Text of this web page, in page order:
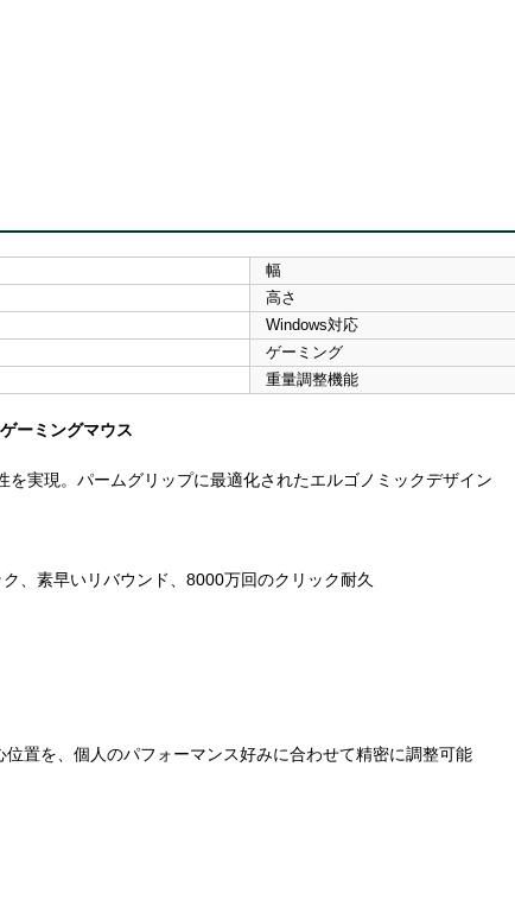
幅
高さ
Windows対応
ゲーミング
重量調整機能
ーミングマウス
実現。パームグリップに最適化されたエルゴノミックデザイン
、素早いリバウンド、8000万回のクリック耐久
置を、個人のパフォーマンス好みに合わせて精密に調整可能